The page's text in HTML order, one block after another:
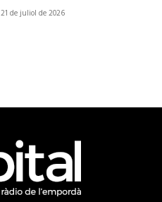
21 de juliol de 2026